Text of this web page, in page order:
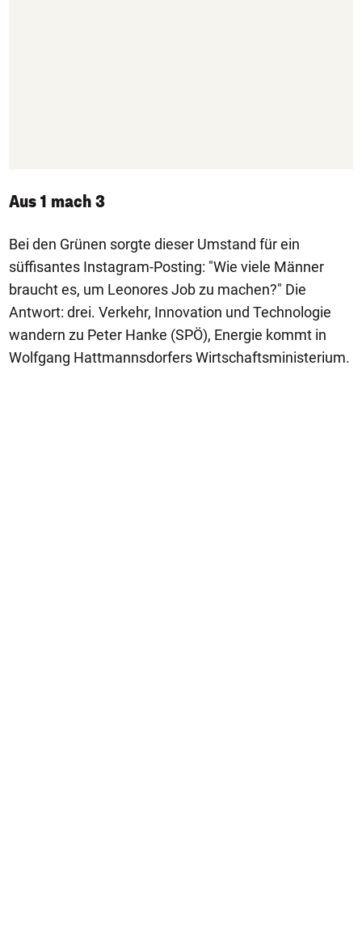
Aus 1 mach 3
Bei den Grünen sorgte dieser Umstand für ein
süffisantes Instagram-Posting: "Wie viele Männer
braucht es, um Leonores Job zu machen?" Die
Antwort: drei. Verkehr, Innovation und Technologie
wandern zu Peter Hanke (SPÖ), Energie kommt in
Wolfgang Hattmannsdorfers Wirtschaftsministerium.